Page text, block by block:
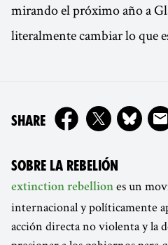
mirando el próximo año a
literalmente cambiar lo que
SHAREON
SOBRE LA REBELIÓN
extinction rebellion es un
internacional y políticamente
acción directa no violenta y la